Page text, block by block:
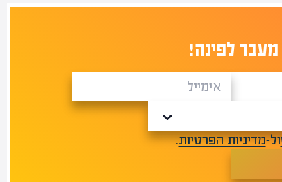
לפינה!
ול-מדיניות הפרטיות.